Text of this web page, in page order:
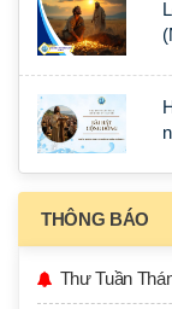
THÔNG BÁO
Thư Tuần